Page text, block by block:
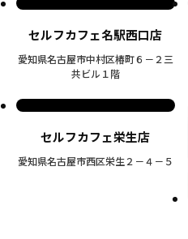
セルフカフェ名駅西口店
愛知県名古屋市中村区椿町６－２三
共ビル１階
セルフカフェ栄生店
愛知県名古屋市西区栄生２－４－５